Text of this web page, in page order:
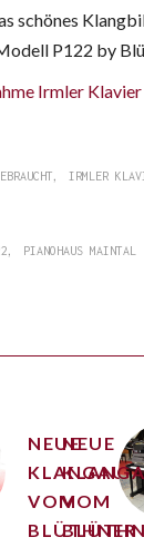
schönes
P122 by
Irmler Klavier
, IRMLER
, PIANOHAUS MAINTAL
NEUE
VOM
BLÜTHNER
NEUE
VOM